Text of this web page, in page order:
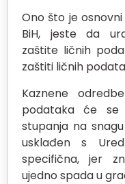
Ono što je
BiH, jeste da
zaštite ličnih
zaštiti ličnih
Kaznene
podataka će se
stupanja na
usklađen s
specifična, jer
ujedno spada u